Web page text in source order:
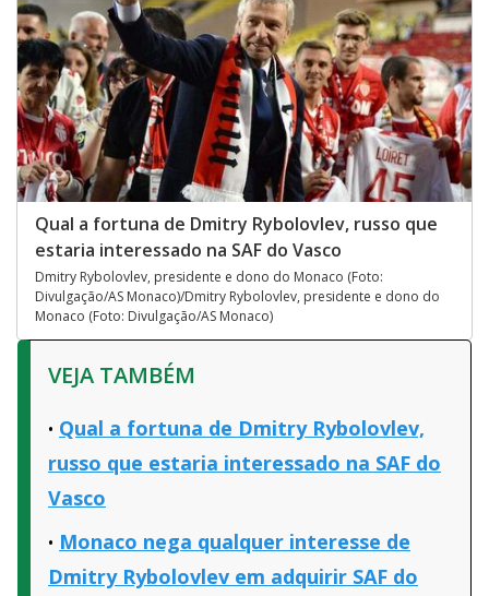
Qual a fortuna de Dmitry Rybolovlev, russo que
estaria interessado na SAF do Vasco
Dmitry Rybolovlev, presidente e dono do Monaco (Foto:
Divulgação/AS Monaco)/Dmitry Rybolovlev, presidente e dono do
Monaco (Foto: Divulgação/AS Monaco)
VEJA TAMBÉM
Qual a fortuna de Dmitry Rybolovlev,
russo que estaria interessado na SAF do
Vasco
Monaco nega qualquer interesse de
Dmitry Rybolovlev em adquirir SAF do